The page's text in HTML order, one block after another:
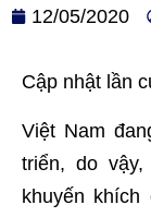
12/05/2020
Cập nhật lần
Việt Nam
triển, do
khuyến khích